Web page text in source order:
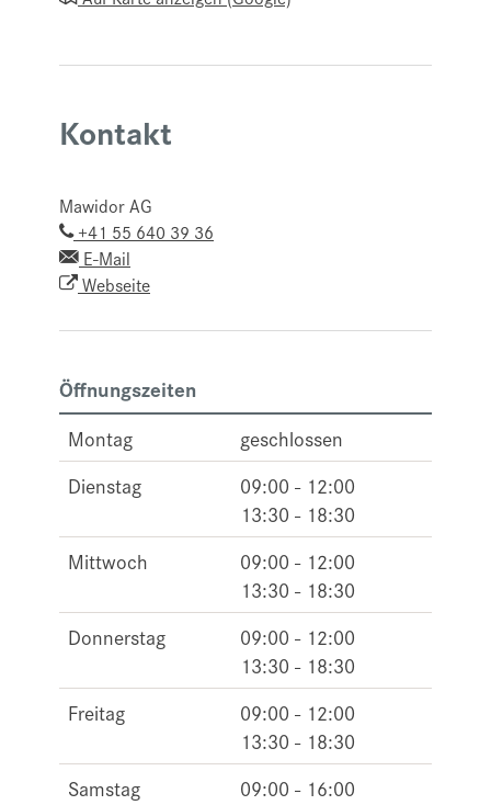
Kontakt
Mawidor AG
+41 55 640 39 36
E-Mail
Webseite
Öffnungszeiten
Montag
geschlossen
Dienstag
09:00 - 12:00
13:30 - 18:30
Mittwoch
09:00 - 12:00
13:30 - 18:30
Donnerstag
09:00 - 12:00
13:30 - 18:30
Freitag
09:00 - 12:00
13:30 - 18:30
Samstag
09:00 - 16:00